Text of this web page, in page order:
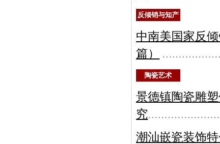
反倾销与知产
中南美国家反
篇）
陶瓷艺术
景德镇陶瓷雕
究
潮汕嵌瓷装饰